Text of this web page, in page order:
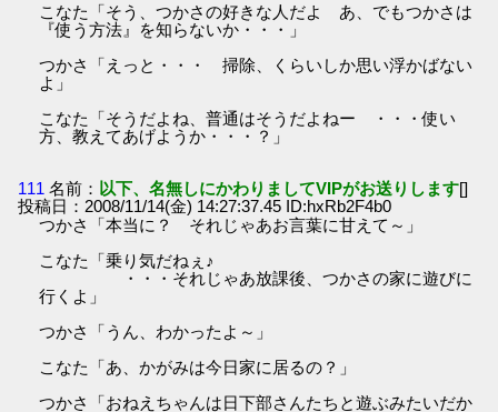
こなた「そう、つかさの好きな人だよ あ、でもつかさは
『使う方法』を知らないか・・・」
つかさ「えっと・・・ 掃除、くらいしか思い浮かばない
よ」
こなた「そうだよね、普通はそうだよねー ・・・使い
方、教えてあげようか・・・？」
111 名前： 以下、名無しにかわりましてVIPがお送りします[]
投稿日：2008/11/14(金) 14:27:37.45 ID:hxRb2F4b0
つかさ「本当に？ それじゃあお言葉に甘えて～」
こなた「乗り気だねぇ♪
・・・それじゃあ放課後、つかさの家に遊びに
行くよ」
つかさ「うん、わかったよ～」
こなた「あ、かがみは今日家に居るの？」
つかさ「おねえちゃんは日下部さんたちと遊ぶみたいだか